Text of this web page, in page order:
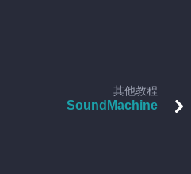
其他教程
SoundMachine